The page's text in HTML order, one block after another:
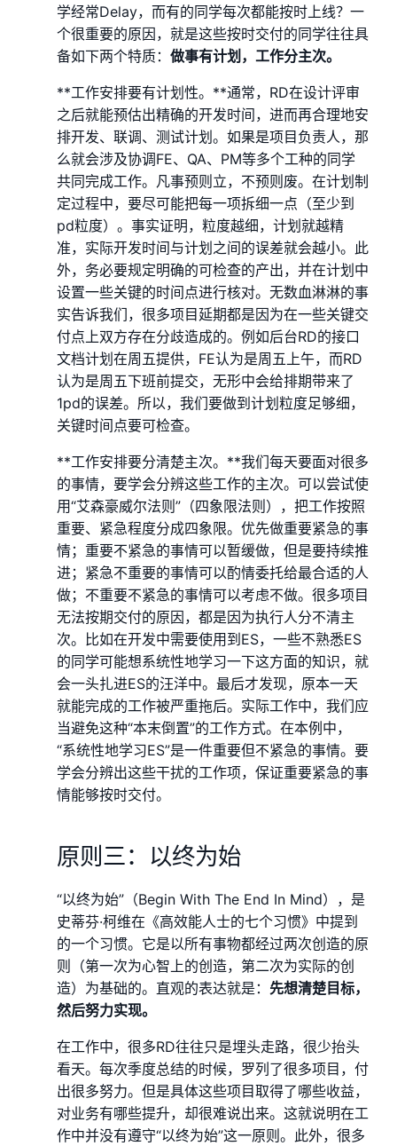
学经常Delay，而有的同学每次都能按时上线？一
个很重要的原因，就是这些按时交付的同学往往具
备如下两个特质： 做事有计划，工作分主次。
**工作安排要有计划性。**通常，RD在设计评审
之后就能预估出精确的开发时间，进而再合理地安
排开发、联调、测试计划。如果是项目负责人，那
么就会涉及协调FE、QA、PM等多个工种的同学
共同完成工作。凡事预则立，不预则废。在计划制
定过程中，要尽可能把每一项拆细一点（至少到
pd粒度）。事实证明，粒度越细，计划就越精
准，实际开发时间与计划之间的误差就会越小。此
外，务必要规定明确的可检查的产出，并在计划中
设置一些关键的时间点进行核对。无数血淋淋的事
实告诉我们，很多项目延期都是因为在一些关键交
付点上双方存在分歧造成的。例如后台RD的接口
文档计划在周五提供，FE认为是周五上午，而RD
认为是周五下班前提交，无形中会给排期带来了
1pd的误差。所以，我们要做到计划粒度足够细，
关键时间点要可检查。
**工作安排要分清楚主次。**我们每天要面对很多
的事情，要学会分辨这些工作的主次。可以尝试使
用“艾森豪威尔法则”（四象限法则），把工作按照
重要、紧急程度分成四象限。优先做重要紧急的事
情；重要不紧急的事情可以暂缓做，但是要持续推
进；紧急不重要的事情可以酌情委托给最合适的人
做；不重要不紧急的事情可以考虑不做。很多项目
无法按期交付的原因，都是因为执行人分不清主
次。比如在开发中需要使用到ES，一些不熟悉ES
的同学可能想系统性地学习一下这方面的知识，就
会一头扎进ES的汪洋中。最后才发现，原本一天
就能完成的工作被严重拖后。实际工作中，我们应
当避免这种“本末倒置”的工作方式。在本例中，
“系统性地学习ES”是一件重要但不紧急的事情。要
学会分辨出这些干扰的工作项，保证重要紧急的事
情能够按时交付。
原则三：以终为始
“以终为始”（Begin With The End In Mind），是
史蒂芬·柯维在《高效能人士的七个习惯》中提到
的一个习惯。它是以所有事物都经过两次创造的原
则（第一次为心智上的创造，第二次为实际的创
造）为基础的。直观的表达就是： 先想清楚目标，
然后努力实现。
在工作中，很多RD往往只是埋头走路，很少抬头
看天。每次季度总结的时候，罗列了很多项目，付
出很多努力。但是具体这些项目取得了哪些收益，
对业务有哪些提升，却很难说出来。这就说明在工
作中并没有遵守“以终为始”这一原则。此外，很多